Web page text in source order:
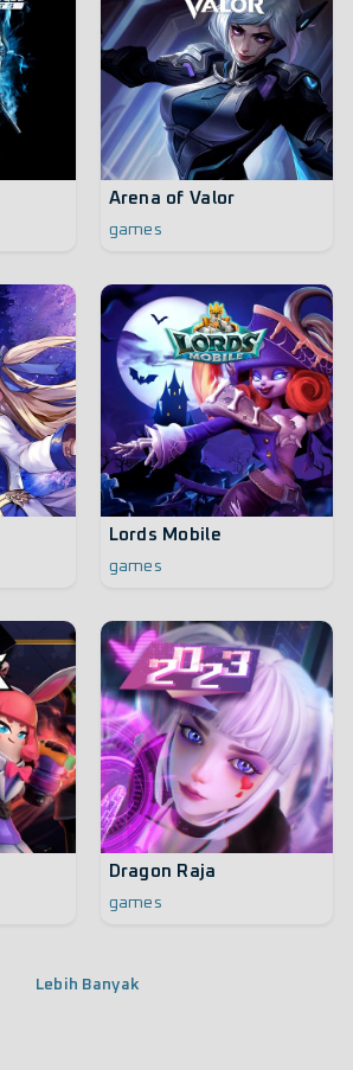
Arena of Valor
games
Lords Mobile
games
Dragon Raja
games
Lebih Banyak